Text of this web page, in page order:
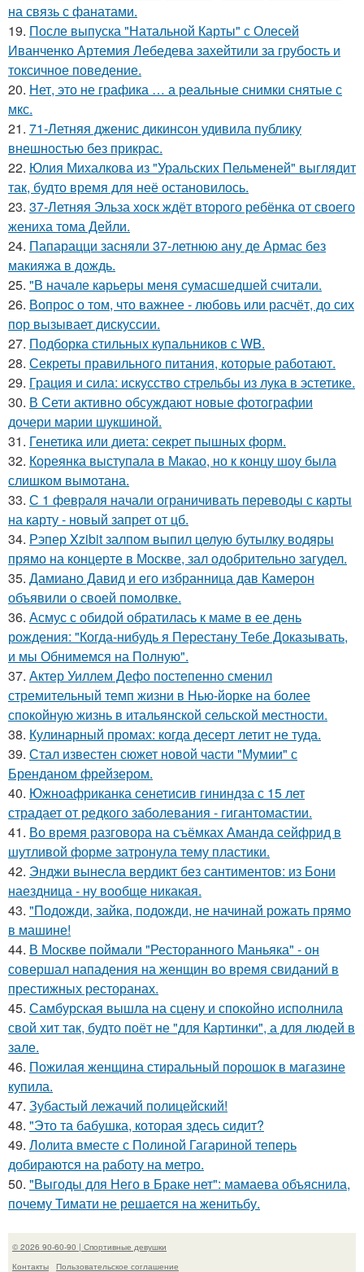
на связь с фанатами.
19. После выпуска "Натальной Карты" с Олесей
Иванченко Артемия Лебедева захейтили за грубость и
токсичное поведение.
20. Нет, это не графика … а реальные снимки снятые с
мкс.
21. 71-Летняя дженис дикинсон удивила публику
внешностью без прикрас.
22. Юлия Михалкова из "Уральских Пельменей" выглядит
так, будто время для неё остановилось.
23. 37-Летняя Эльза хоск ждёт второго ребёнка от своего
жениха тома Дейли.
24. Папарацци засняли 37-летнюю ану де Армас без
макияжа в дождь.
25. "В начале карьеры меня сумасшедшей считали.
26. Вопрос о том, что важнее - любовь или расчёт, до сих
пор вызывает дискуссии.
27. Подборка стильных купальников с WB.
28. Секреты правильного питания, которые работают.
29. Грация и сила: искусство стрельбы из лука в эстетике.
30. В Сети активно обсуждают новые фотографии
дочери марии шукшиной.
31. Генетика или диета: секрет пышных форм.
32. Кореянка выступала в Макао, но к концу шоу была
слишком вымотана.
33. С 1 февраля начали ограничивать переводы с карты
на карту - новый запрет от цб.
34. Рэпер Xzibit залпом выпил целую бутылку водяры
прямо на концерте в Москве, зал одобрительно загудел.
35. Дамиано Давид и его избранница дав Камерон
объявили о своей помолвке.
36. Асмус с обидой обратилась к маме в ее день
рождения: "Когда-нибудь я Перестану Тебе Доказывать,
и мы Обнимемся на Полную".
37. Актер Уиллем Дефо постепенно сменил
стремительный темп жизни в Нью-йорке на более
спокойную жизнь в итальянской сельской местности.
38. Кулинарный промах: когда десерт летит не туда.
39. Стал известен сюжет новой части "Мумии" с
Бренданом фрейзером.
40. Южноафриканка сенетисив гининдза с 15 лет
страдает от редкого заболевания - гигантомастии.
41. Во время разговора на съёмках Аманда сейфрид в
шутливой форме затронула тему пластики.
42. Энджи вынесла вердикт без сантиментов: из Бони
наездница - ну вообще никакая.
43. "Подожди, зайка, подожди, не начинай рожать прямо
в машине!
44. В Москве поймали "Ресторанного Маньяка" - он
совершал нападения на женщин во время свиданий в
престижных ресторанах.
45. Самбурская вышла на сцену и спокойно исполнила
свой хит так, будто поёт не "для Картинки", а для людей в
зале.
46. Пожилая женщина стиральный порошок в магазине
купила.
47. Зубастый лежачий полицейский!
48. "Это та бабушка, которая здесь сидит?
49. Лолита вместе с Полиной Гагариной теперь
добираются на работу на метро.
50. "Выгоды для Него в Браке нет": мамаева объяснила,
почему Тимати не решается на женитьбу.
© 2026 90-60-90 | Спортивные девушки
Контакты
Пользовательское соглашение